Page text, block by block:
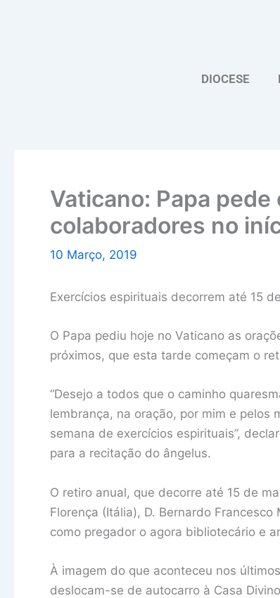
DIOCESE
Vaticano: Papa
colaboradores no
10 Março, 2019
Exercícios espirituais decorrem até 15
O Papa pediu hoje no Vaticano as
próximos, que esta tarde começam o
“Desejo a todos que o caminho
lembrança, na oração, por mim e pelos
semana de exercícios espirituais”,
para a recitação do ângelus.
O retiro anual, que decorre até 15 de
Florença (Itália), D. Bernardo
como pregador o agora bibliotecário e
À imagem do que aconteceu nos
deslocam-se de autocarro à Casa